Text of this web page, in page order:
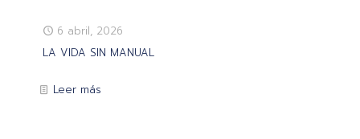
6 abril, 2026
LA VIDA SIN MANUAL
Leer más